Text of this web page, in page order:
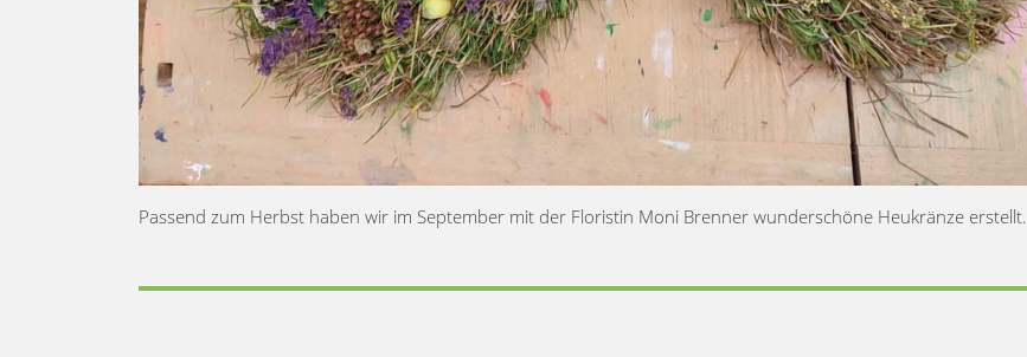
Passend zum Herbst haben wir im September mit der Floristin Moni Brenner wunderschöne Heukränze erstellt.